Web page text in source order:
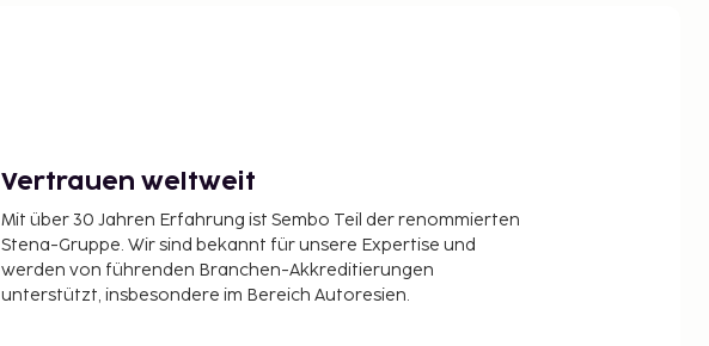
Vertrauen weltweit
Mit über 30 Jahren Erfahrung ist Sembo Teil der renommierten
Stena-Gruppe. Wir sind bekannt für unsere Expertise und
werden von führenden Branchen-Akkreditierungen
unterstützt, insbesondere im Bereich Autoresien.